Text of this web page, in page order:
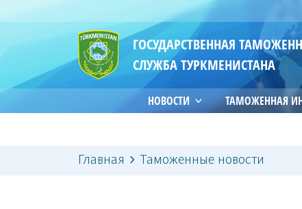
ГОСУДАРСТВЕННАЯ
СЛУЖБА ТУРКМЕНИСТАНА
НОВОСТИ ТАМОЖЕННАЯ
Главная Таможенные новости